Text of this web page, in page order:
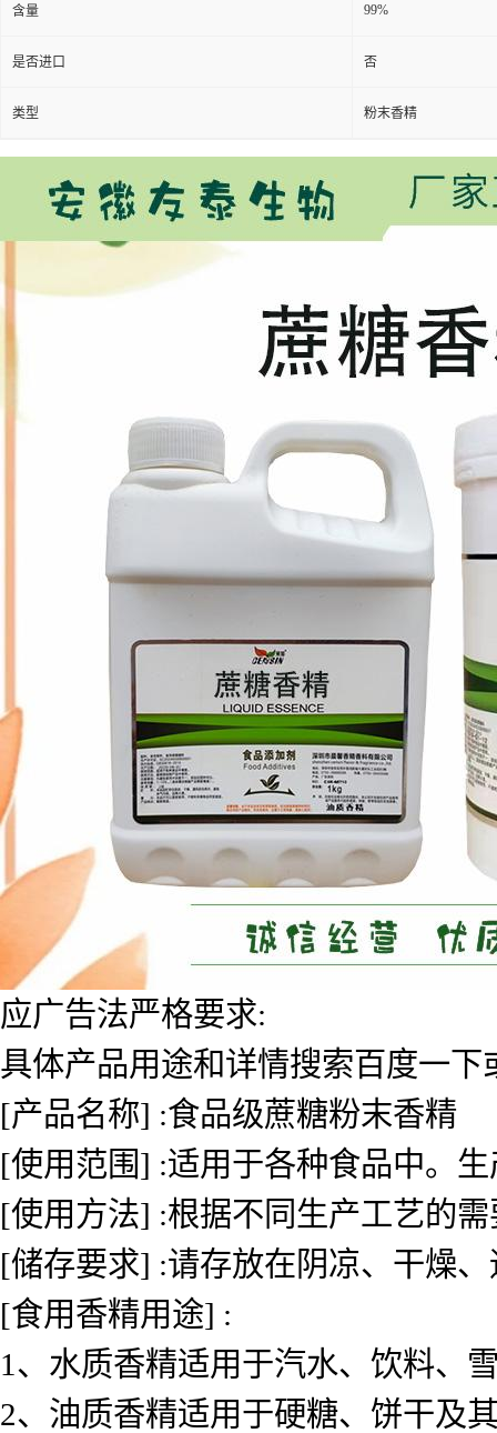
含量 99%
是否进口 否
类型 粉末香精
应广告法严格要求:
具体产品用途和详情搜索百度一
[产品名称] :食品级蔗糖粉末香精
[使用范围] :适用于各种食品中。
[使用方法] :根据不同生产工艺的
[储存要求] :请存放在阴凉、干燥
[食用香精用途] :
1、水质香精适用于汽水、饮料、
2、油质香精适用于硬糖、饼干及